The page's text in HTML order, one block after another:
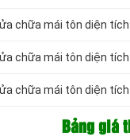
chữa mái tôn diện
chữa mái tôn diện
chữa mái tôn diện
Bảng giá